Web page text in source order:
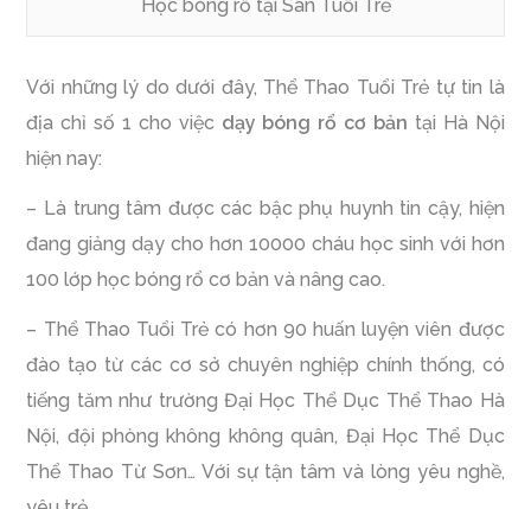
Học bóng rổ tại Sân Tuổi Trẻ
Với những lý do dưới đây, Thể Thao Tuổi Trẻ tự tin là
địa chỉ số 1 cho việc dạy bóng rổ cơ bản tại Hà Nội
hiện nay:
– Là trung tâm được các bậc phụ huynh tin cậy, hiện
đang giảng dạy cho hơn 10000 cháu học sinh với hơn
100 lớp học bóng rổ cơ bản và nâng cao.
– Thể Thao Tuổi Trẻ có hơn 90 huấn luyện viên được
đào tạo từ các cơ sở chuyên nghiệp chính thống, có
tiếng tăm như trường Đại Học Thể Dục Thể Thao Hà
Nội, đội phòng không không quân, Đại Học Thể Dục
Thể Thao Từ Sơn… Với sự tận tâm và lòng yêu nghề,